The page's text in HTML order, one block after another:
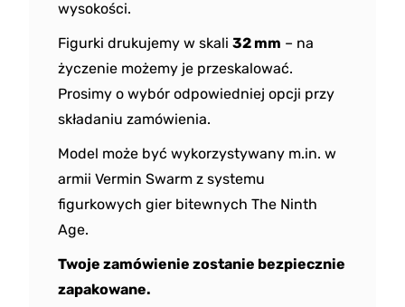
wysokości.
Figurki drukujemy w skali 32 mm – na
życzenie możemy je przeskalować.
Prosimy o wybór odpowiedniej opcji przy
składaniu zamówienia.
Model może być wykorzystywany m.in. w
armii Vermin Swarm z systemu
figurkowych gier bitewnych The Ninth
Age.
Twoje zamówienie zostanie bezpiecznie
zapakowane.